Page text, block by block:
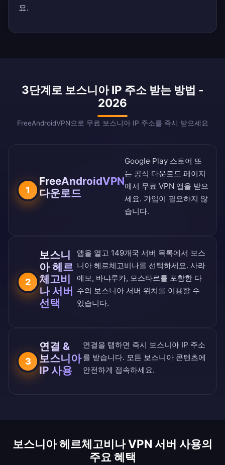
요.
3단계로 보스니아 IP 주소 받는 방법 -
2026
FreeAndroidVPN으로 무료 보스니아 IP 주소를 즉시 받으세요
1
FreeAndroidVPN
다운로드
Google Play 스토어 또
는 공식 다운로드 페이지
에서 무료 VPN 앱을 받으
세요. 가입이 필요하지 않
습니다.
2
보스니
아 헤르
체고비
나 서버
선택
앱을 열고 149개국 서버 목록에서 보스
니아 헤르체고비나를 선택하세요. 사라
예보, 바냐루카, 모스타르를 포함한 다
수의 보스니아 서버 위치를 이용할 수
있습니다.
3
연결 &
보스니아
IP 사용
연결을 탭하면 즉시 보스니아 IP 주소
를 받습니다. 모든 보스니아 콘텐츠에
안전하게 접속하세요.
보스니아 헤르체고비나 VPN 서버 사용의
주요 혜택